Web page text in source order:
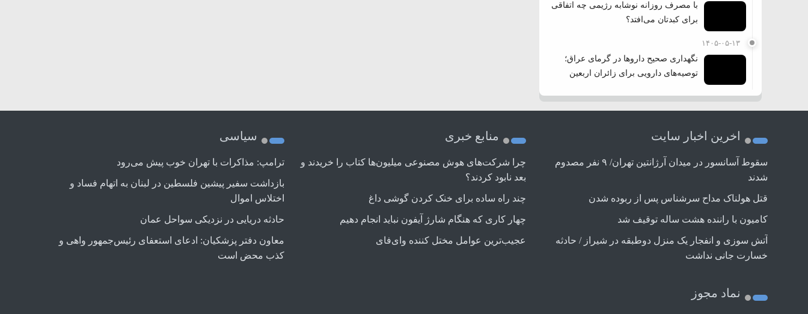
با مصرف روزانه نوشابه رژیمی چه اتفاقی
برای کبدتان می‌افتد؟
۱۴۰۵-۰۵-۱۳
نگهداری صحیح داروها در گرمای عراق؛
توصیه‌های دارویی برای زائران اربعین
اخرین اخبار سایت
سقوط آسانسور در میدان آرژانتین تهران/ ۹ نفر مصدوم
شدند
قتل هولناک مداح سرشناس پس از ربوده شدن
کامیون با راننده هشت ساله توقیف شد
آتش سوزی و انفجار یک منزل دوطبقه در شیراز / حادثه
خسارت جانی نداشت
نماد مجوز
منابع خبری
چرا شرکت‌های هوش مصنوعی میلیون‌ها کتاب را خریدند و
بعد نابود کردند؟
چند راه‌ ساده برای خنک کردن گوشی داغ
چهار کاری که هنگام شارژ آیفون نباید انجام دهیم
عجیب‌ترین عوامل مختل کننده وای‌فای
سیاسی
ترامپ: مذاکرات با تهران خوب پیش می‌رود
بازداشت سفیر پیشین فلسطین در لبنان به اتهام فساد و
اختلاس اموال
حادثه دریایی در نزدیکی سواحل عمان
معاون دفتر پزشکیان: ادعای استعفای رئیس‌جمهور واهی و
کذب محض است